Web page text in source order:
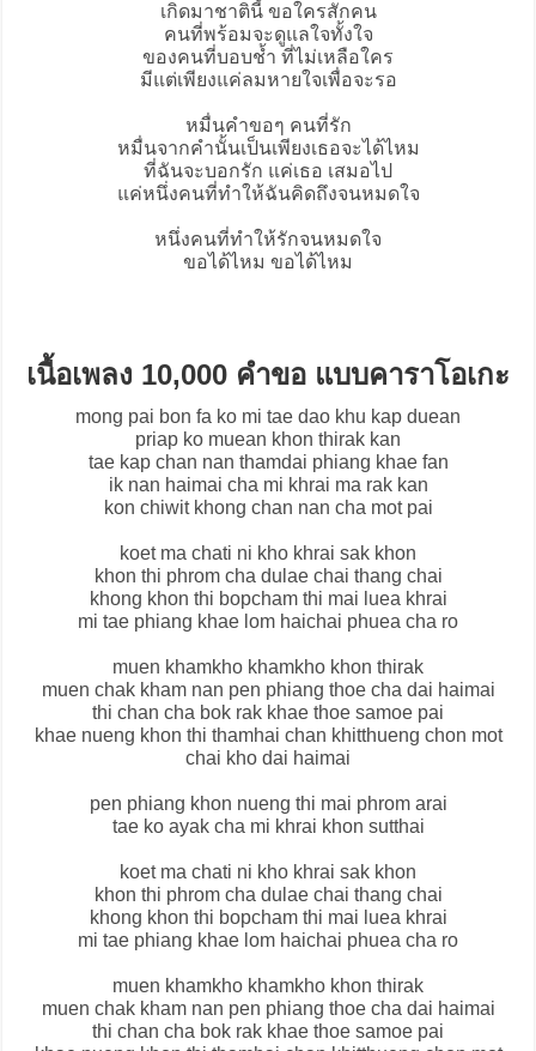
เกิดมาชาตินี้ ขอใครสักคน
คนที่พร้อมจะดูแลใจทั้งใจ
ของคนที่บอบช้ำ ที่ไม่เหลือใคร
มีแต่เพียงแค่ลมหายใจเพื่อจะรอ
หมื่นคำขอๆ คนที่รัก
หมื่นจากคำนั้นเป็นเพียงเธอจะได้ไหม
ที่ฉันจะบอกรัก แค่เธอ เสมอไป
แค่หนึ่งคนที่ทำให้ฉันคิดถึงจนหมดใจ
หนึ่งคนที่ทำให้รักจนหมดใจ
ขอได้ไหม ขอได้ไหม
เนื้อเพลง 10,000 คำขอ แบบคาราโอเกะ
mong pai bon fa ko mi tae dao khu kap duean
priap ko muean khon thirak kan
tae kap chan nan thamdai phiang khae fan
ik nan haimai cha mi khrai ma rak kan
kon chiwit khong chan nan cha mot pai
koet ma chati ni kho khrai sak khon
khon thi phrom cha dulae chai thang chai
khong khon thi bopcham thi mai luea khrai
mi tae phiang khae lom haichai phuea cha ro
muen khamkho khamkho khon thirak
muen chak kham nan pen phiang thoe cha dai haimai
thi chan cha bok rak khae thoe samoe pai
khae nueng khon thi thamhai chan khitthueng chon mot
chai kho dai haimai
pen phiang khon nueng thi mai phrom arai
tae ko ayak cha mi khrai khon sutthai
koet ma chati ni kho khrai sak khon
khon thi phrom cha dulae chai thang chai
khong khon thi bopcham thi mai luea khrai
mi tae phiang khae lom haichai phuea cha ro
muen khamkho khamkho khon thirak
muen chak kham nan pen phiang thoe cha dai haimai
thi chan cha bok rak khae thoe samoe pai